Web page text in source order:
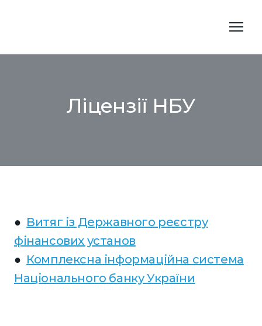
Ліцензії НБУ
● Витяг із Державного реєстру
фінансових установ
● Комплексна інформаційна система
Національного банку України